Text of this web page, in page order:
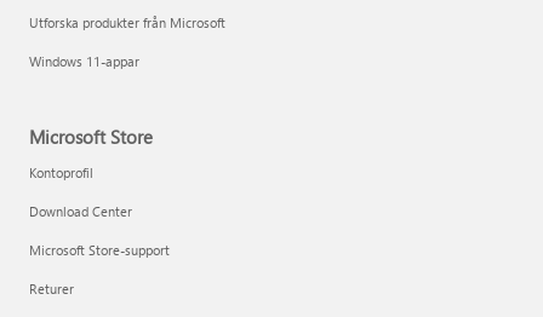
Utforska produkter från Microsoft
Windows 11-appar
Microsoft Store
Kontoprofil
Download Center
Microsoft Store-support
Returer